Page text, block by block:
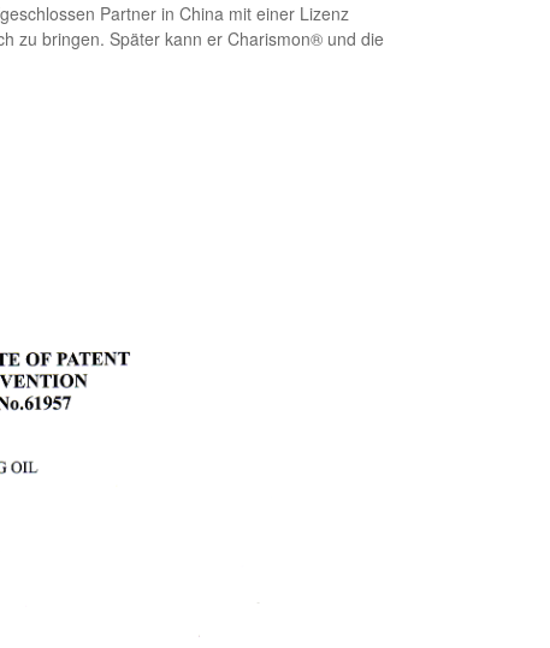
Partner in China mit einer Lizenz
zu bringen. Später kann er Charismon® und die